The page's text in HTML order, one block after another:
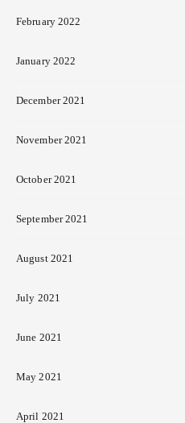
February 2022
January 2022
December 2021
November 2021
October 2021
September 2021
August 2021
July 2021
June 2021
May 2021
April 2021